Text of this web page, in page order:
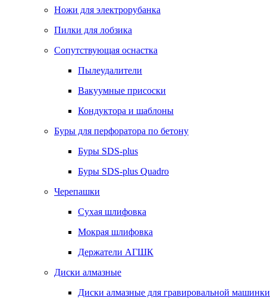
Ножи для электрорубанка
Пилки для лобзика
Сопутствующая оснастка
Пылеудалители
Вакуумные присоски
Кондуктора и шаблоны
Буры для перфоратора по бетону
Буры SDS-plus
Буры SDS-plus Quadro
Черепашки
Сухая шлифовка
Мокрая шлифовка
Держатели АГШК
Диски алмазные
Диски алмазные для гравировальной машинки